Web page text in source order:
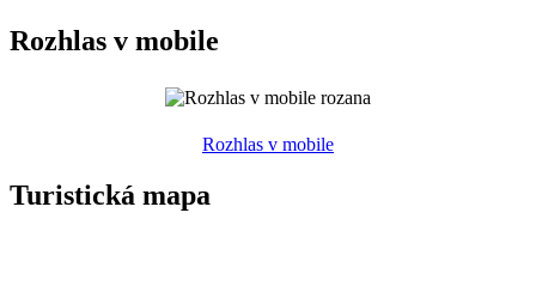
Rozhlas v mobile
Rozhlas v mobile
Turistická mapa